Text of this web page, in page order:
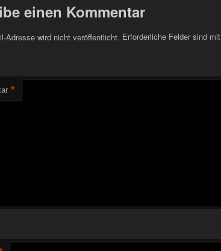
einen Kommentar
Adresse wird nicht veröffentlicht. Erforderliche Felder sind mit
*